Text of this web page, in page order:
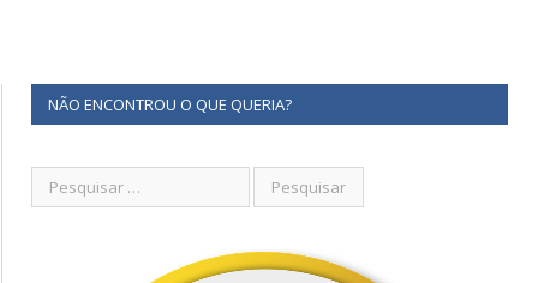
NÃO ENCONTROU O QUE QUERIA?